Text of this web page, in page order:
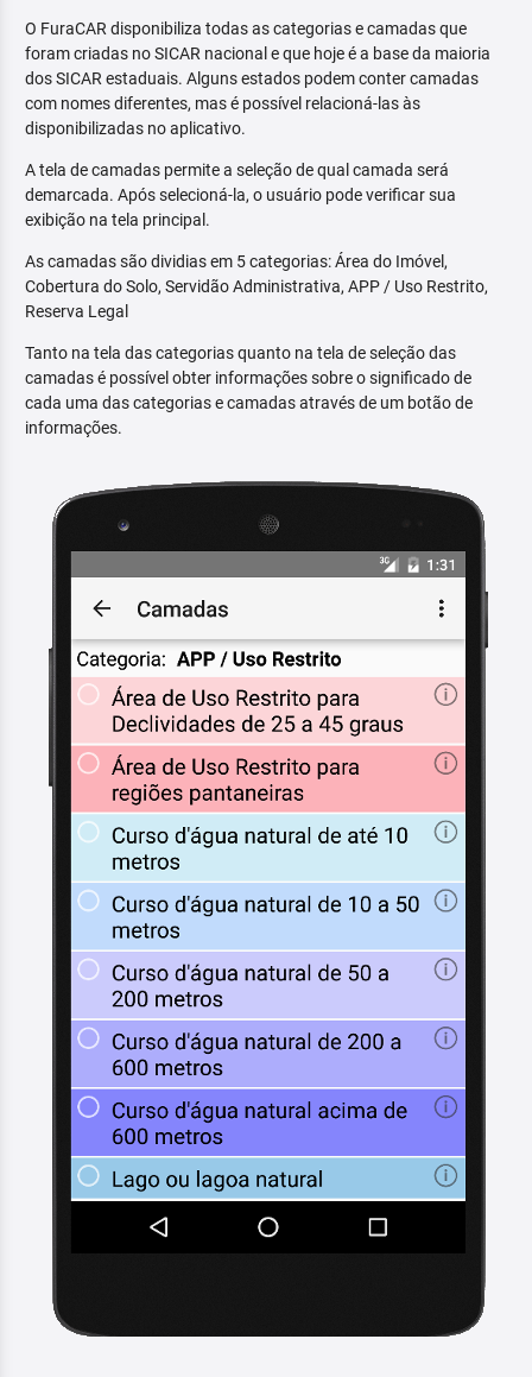
O FuraCAR disponibiliza todas as categorias e camadas que
foram criadas no SICAR nacional e que hoje é a base da maioria
dos SICAR estaduais. Alguns estados podem conter camadas
com nomes diferentes, mas é possível relacioná-las às
disponibilizadas no aplicativo.
A tela de camadas permite a seleção de qual camada será
demarcada. Após selecioná-la, o usuário pode verificar sua
exibição na tela principal.
As camadas são dividias em 5 categorias: Área do Imóvel,
Cobertura do Solo, Servidão Administrativa, APP / Uso Restrito,
Reserva Legal
Tanto na tela das categorias quanto na tela de seleção das
camadas é possível obter informações sobre o significado de
cada uma das categorias e camadas através de um botão de
informações.